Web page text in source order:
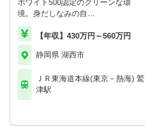
ホワイト500認定のクリーンな環
境。身だしなみの自…
【年収】430万円～560万円
静岡県 湖西市
ＪＲ東海道本線(東京－熱海) 鷲
津駅